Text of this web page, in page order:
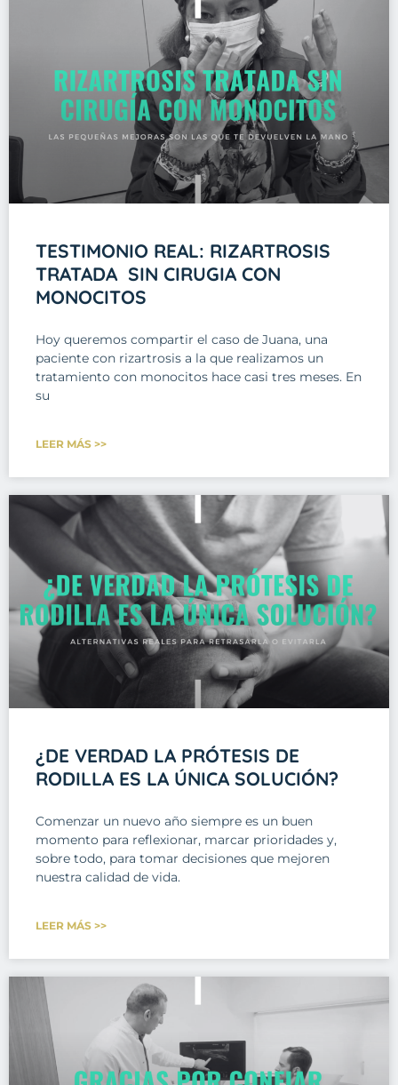
TESTIMONIO REAL: RIZARTROSIS
TRATADA SIN CIRUGIA CON
MONOCITOS
Hoy queremos compartir el caso de Juana, una
paciente con rizartrosis a la que realizamos un
tratamiento con monocitos hace casi tres meses. En
su
LEER MÁS >>
¿DE VERDAD LA PRÓTESIS DE
RODILLA ES LA ÚNICA SOLUCIÓN?
Comenzar un nuevo año siempre es un buen
momento para reflexionar, marcar prioridades y,
sobre todo, para tomar decisiones que mejoren
nuestra calidad de vida.
LEER MÁS >>